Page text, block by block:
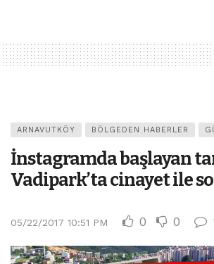
ARNAVUTKÖY BÖLGEDEN HABERLER
İnstagramda başlayan
Vadipark’ta cinayet ile
05/22/2017 10:51 PM 0 0